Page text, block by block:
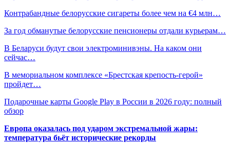
Контрабандные белорусские сигареты более чем на €4 млн…
За год обманутые белорусские пенсионеры отдали курьерам…
В Беларуси будут свои электроминивэны. На каком они
сейчас…
В мемориальном комплексе «Брестская крепость-герой»
пройдет…
Подарочные карты Google Play в России в 2026 году: полный
обзор
Европа оказалась под ударом экстремальной жары:
температура бьёт исторические рекорды